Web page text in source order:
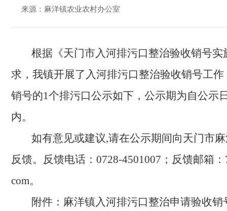
来源：麻洋镇农业农村办公室
根据《天门市入河排污口整治验收销号实
求，我镇开展了入河排污口整治验收销号工
销号的1个排污口公示如下，公示期为自公示
内。
如有意见或建议,请在公示期间向天门市
反馈。反馈电话： 0728-4501007； 反馈邮箱：
com。
附件： 麻洋镇入河排污口整治申请验收销